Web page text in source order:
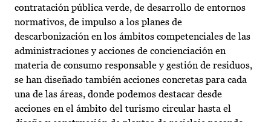
contratación pública verde, de desarrollo de entornos
normativos, de impulso a los planes de
descarbonización en los ámbitos competenciales de las
administraciones y acciones de concienciación en
materia de consumo responsable y gestión de residuos,
se han diseñado también acciones concretas para cada
una de las áreas, donde podemos destacar desde
acciones en el ámbito del turismo circular hasta el